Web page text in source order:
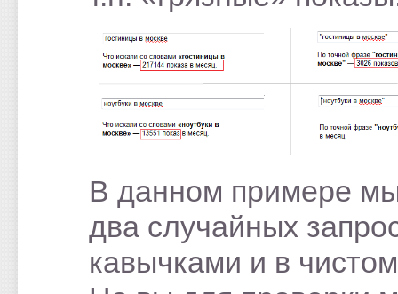
В данном примере
два случайных
кавычками и в